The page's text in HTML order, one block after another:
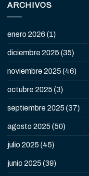
ARCHIVOS
enero 2026 (1)
diciembre 2025 (35)
noviembre 2025 (46)
octubre 2025 (3)
septiembre 2025 (37)
agosto 2025 (50)
julio 2025 (45)
junio 2025 (39)